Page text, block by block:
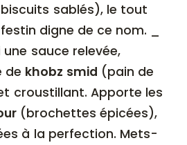
sablés), le tout
digne de ce nom. _
sauce relevée,
de khobz smid (pain de
croustillant. Apporte les
(brochettes épicées),
à la perfection. Mets-